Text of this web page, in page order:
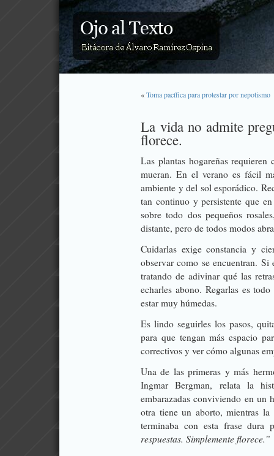
«Toma pacífica para protestar por nepotismo
La vida no admite
florece.
Las plantas hogareñas
mueran. En el verano es fácil
ambiente y del sol esporádico.
tan continuo y persistente que
sobre todo dos pequeños
distante, pero de todos modos
Cuidarlas exige constancia y
observar como se encuentran.
tratando de adivinar qué las
echarles abono. Regarlas es
estar muy húmedas.
Es lindo seguirles los pasos,
para que tengan más espacio
correctivos y ver cómo algunas
Una de las primeras y más
Ingmar Bergman, relata la
embarazadas conviviendo en un
otra tiene un aborto, mientras
terminaba con esta frase dura
respuestas. Simplemente florece.”